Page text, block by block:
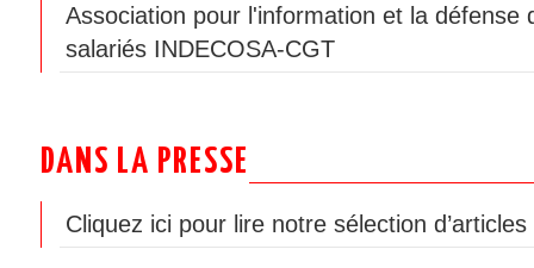
Association pour l'information et la défense
salariés INDECOSA-CGT
DANS LA PRESSE
Cliquez ici pour lire notre sélection